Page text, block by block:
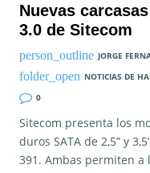
Nuevas
3.0 de Sitecom
JORGE
NOTICIAS DE
0
Sitecom presenta los
duros SATA de 2,5” y
391. Ambas permiten a